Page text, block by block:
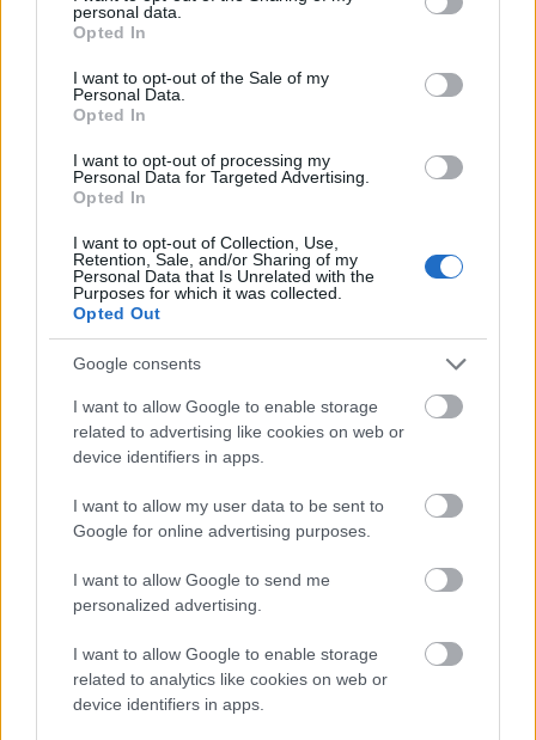
grant or deny consent to Google and its third-party tags to
use your data for below specified purposes in below Google
consent section.
personal data.
Opted In
I want to opt-out of the Sale of my
Personal Data.
Opted In
I want to opt-out of processing my
Personal Data for Targeted Advertising.
Opted In
I want to opt-out of Collection, Use,
Retention, Sale, and/or Sharing of my
Personal Data that Is Unrelated with the
Purposes for which it was collected.
Opted Out
Google consents
I want to allow Google to enable storage
related to advertising like cookies on web or
device identifiers in apps.
I want to allow my user data to be sent to
Google for online advertising purposes.
I want to allow Google to send me
personalized advertising.
I want to allow Google to enable storage
related to analytics like cookies on web or
device identifiers in apps.
MAGYAR ÉPÍTŐK
Belváros-Lipótváros
játszótér
Város-Teampannon Kereskedelmi és Szolgáltató Kft.
parkfelújítás
Indulhat a Honvéd tér megújításának tervezése, ahol a
klímatudatos gondolkodás és a helyi identitás erősítése kerül a
Történelmi táj, amelynek minden köve
mesél – megújul a tatai Angolkert